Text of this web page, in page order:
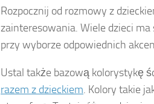
Rozpocznij od rozmowy z
zainteresowania. Wiele dzieci
przy wyborze odpowiednich
Ustal także bazową kolorystykę
razem z dzieckiem. Kolory takie